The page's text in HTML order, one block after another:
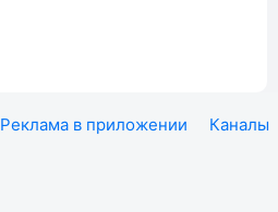
Реклама в приложении Каналы